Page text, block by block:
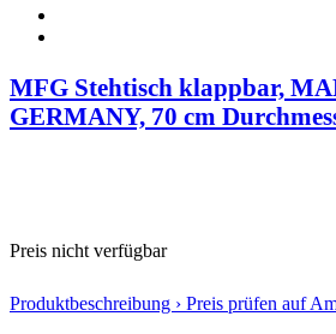
MFG Stehtisch klappbar,
GERMANY, 70 cm
Preis nicht verfügbar
Produktbeschreibung › Preis prüfen auf